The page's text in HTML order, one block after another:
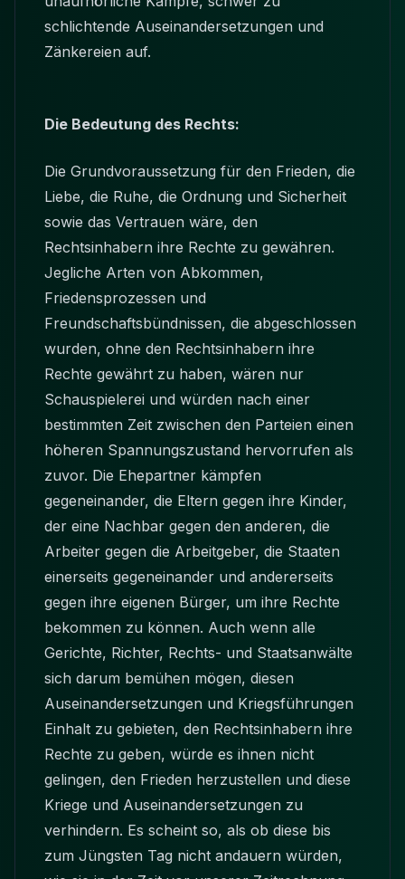
schlichtende Auseinandersetzungen und
Zänkereien auf.
Die Bedeutung des Rechts:
Die Grundvoraussetzung für den Frieden, die
Liebe, die Ruhe, die Ordnung und Sicherheit
sowie das Vertrauen wäre, den
Rechtsinhabern ihre Rechte zu gewähren.
Jegliche Arten von Abkommen,
Friedensprozessen und
Freundschaftsbündnissen, die abgeschlossen
wurden, ohne den Rechtsinhabern ihre
Rechte gewährt zu haben, wären nur
Schauspielerei und würden nach einer
bestimmten Zeit zwischen den Parteien einen
höheren Spannungszustand hervorrufen als
zuvor. Die Ehepartner kämpfen
gegeneinander, die Eltern gegen ihre Kinder,
der eine Nachbar gegen den anderen, die
Arbeiter gegen die Arbeitgeber, die Staaten
einerseits gegeneinander und andererseits
gegen ihre eigenen Bürger, um ihre Rechte
bekommen zu können. Auch wenn alle
Gerichte, Richter, Rechts- und Staatsanwälte
sich darum bemühen mögen, diesen
Auseinandersetzungen und Kriegsführungen
Einhalt zu gebieten, den Rechtsinhabern ihre
Rechte zu geben, würde es ihnen nicht
gelingen, den Frieden herzustellen und diese
Kriege und Auseinandersetzungen zu
verhindern. Es scheint so, als ob diese bis
zum Jüngsten Tag nicht andauern würden,